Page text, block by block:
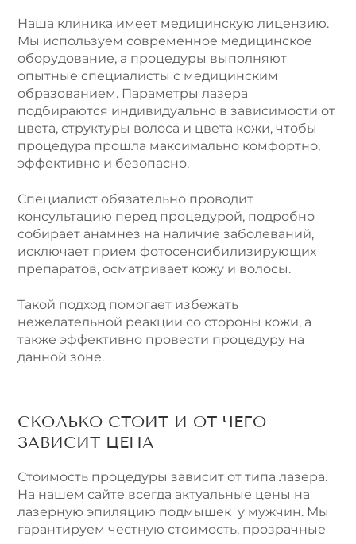
Наша клиника имеет медицинскую лицензию.
Мы используем современное медицинское
оборудование, а процедуры выполняют
опытные специалисты с медицинским
образованием. Параметры лазера
подбираются индивидуально в зависимости от
цвета, структуры волоса и цвета кожи, чтобы
процедура прошла максимально комфортно,
эффективно и безопасно.
Специалист обязательно проводит
консультацию перед процедурой, подробно
собирает анамнез на наличие заболеваний,
исключает прием фотосенсибилизирующих
препаратов, осматривает кожу и волосы.
Такой подход помогает избежать
нежелательной реакции со стороны кожи, а
также эффективно провести процедуру на
данной зоне.
СКОЛЬКО СТОИТ И ОТ ЧЕГО
ЗАВИСИТ ЦЕНА
Стоимость процедуры зависит от типа лазера.
На нашем сайте всегда актуальные цены на
лазерную эпиляцию подмышек у мужчин. Мы
гарантируем честную стоимость, прозрачные